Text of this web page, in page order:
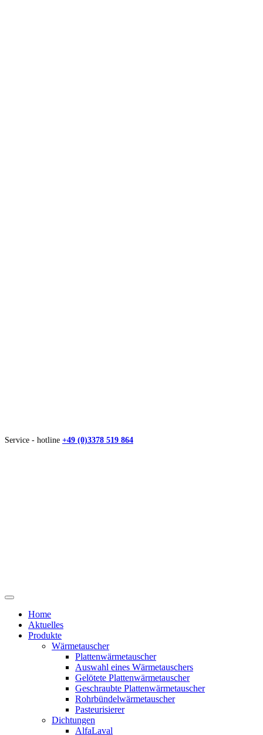
Service - hotline +49 (0)3378 519 864
Home
Aktuelles
Produkte
Wärmetauscher
Plattenwärmetauscher
Auswahl eines Wärmetauschers
Gelötete Plattenwärmetauscher
Geschraubte Plattenwärmetauscher
Rohrbündelwärmetauscher
Pasteurisierer
Dichtungen
AlfaLaval